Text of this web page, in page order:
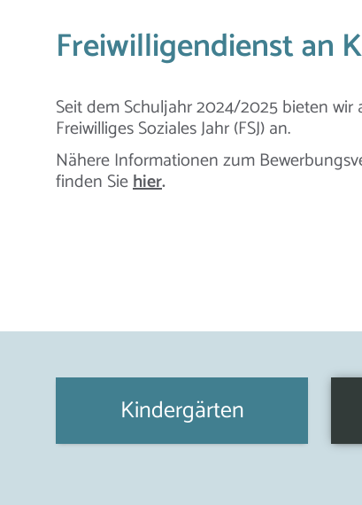
Freiwilligendienst an
Seit dem Schuljahr 2024/2025 bieten
Freiwilliges Soziales Jahr (FSJ) an.
Nähere Informationen zum
finden Siehier.
Kindergärten